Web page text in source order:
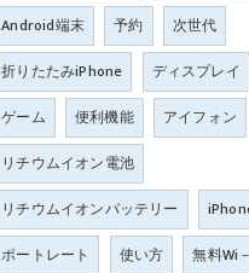
Android端末
予約
次世代
折りたたみiPhone
ディスプレイ
ゲーム
便利機能 アイフォン
リチウムイオン電池
リチウムイオンバッテリー
ポートレート
使い方
無料Wi